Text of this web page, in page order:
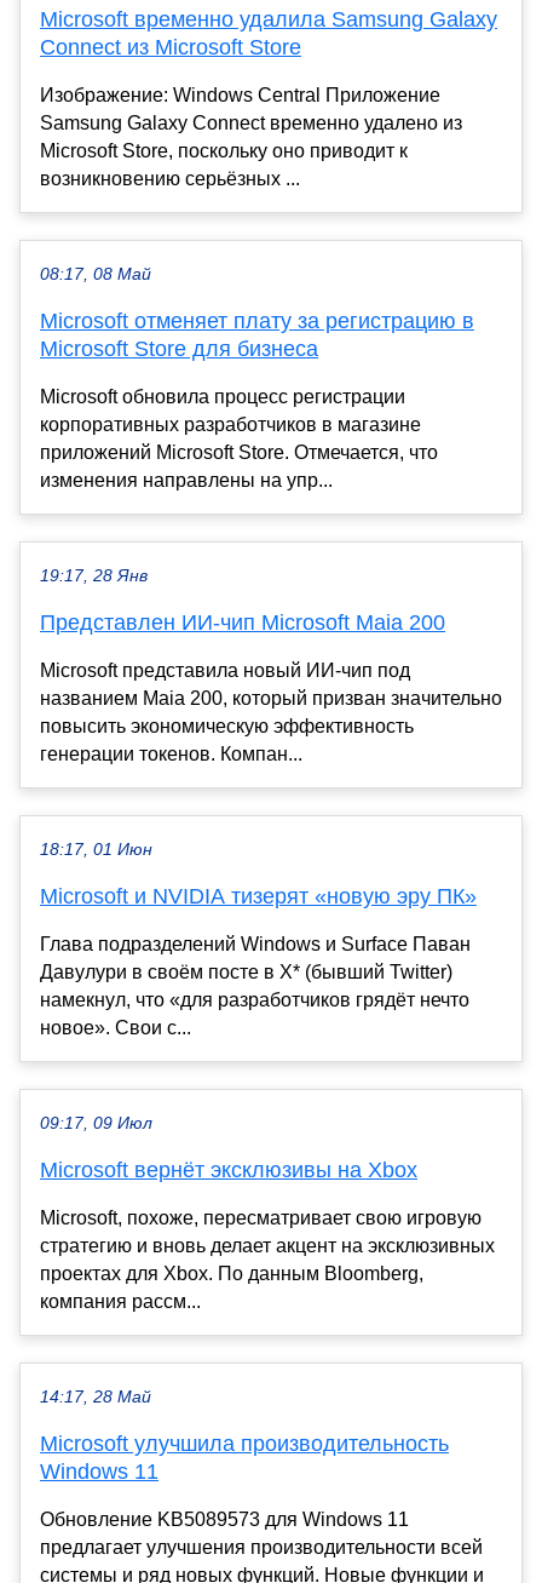
Microsoft временно удалила Samsung Galaxy
Connect из Microsoft Store
Изображение: Windows Central Приложение
Samsung Galaxy Connect временно удалено из
Microsoft Store, поскольку оно приводит к
возникновению серьёзных ...
08:17, 08 Май
Microsoft отменяет плату за регистрацию в
Microsoft Store для бизнеса
Microsoft обновила процесс регистрации
корпоративных разработчиков в магазине
приложений Microsoft Store. Отмечается, что
изменения направлены на упр...
19:17, 28 Янв
Представлен ИИ-чип Microsoft Maia 200
Microsoft представила новый ИИ-чип под
названием Maia 200, который призван значительно
повысить экономическую эффективность
генерации токенов. Компан...
18:17, 01 Июн
Microsoft и NVIDIA тизерят «новую эру ПК»
Глава подразделений Windows и Surface Паван
Давулури в своём посте в X* (бывший Twitter)
намекнул, что «для разработчиков грядёт нечто
новое». Свои с...
09:17, 09 Июл
Microsoft вернёт эксклюзивы на Xbox
Microsoft, похоже, пересматривает свою игровую
стратегию и вновь делает акцент на эксклюзивных
проектах для Xbox. По данным Bloomberg,
компания рассм...
14:17, 28 Май
Microsoft улучшила производительность
Windows 11
Обновление KB5089573 для Windows 11
предлагает улучшения производительности всей
системы и ряд новых функций. Новые функции и